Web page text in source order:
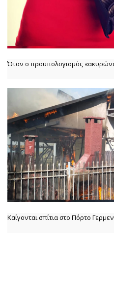
Όταν ο προϋπολογισμός
Καίγονται σπίτια στο Πόρτο